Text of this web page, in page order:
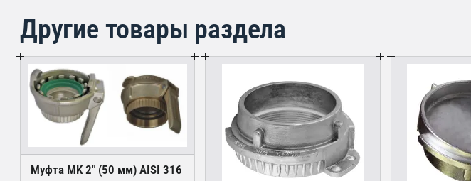
Другие товары раздела
Муфта MK 2" (50 мм) AISI 316